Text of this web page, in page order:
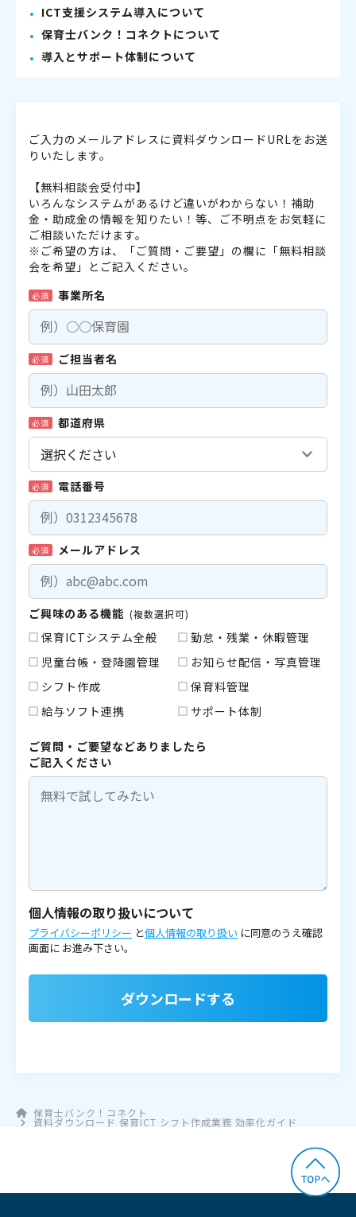
ICT支援システム導入について
保育士バンク！コネクトについて
導入とサポート体制について
ご入力のメールアドレスに資料ダウンロードURLをお送
りいたします。
【無料相談会受付中】
いろんなシステムがあるけど違いがわからない！補助
金・助成金の情報を知りたい！等、ご不明点をお気軽に
ご相談いただけます。
※ご希望の方は、「ご質問・ご要望」の欄に「無料相談
会を希望」とご記入ください。
必須 事業所名
必須 ご担当者名
必須 都道府県
必須 電話番号
必須 メールアドレス
ご興味のある機能 (複数選択可)
保育ICTシステム全般
勤怠・残業・休暇管理
児童台帳・登降園管理
お知らせ配信・写真管理
シフト作成
保育料管理
給与ソフト連携
サポート体制
ご質問・ご要望などありましたら
ご記入ください
個人情報の取り扱いについて
プライバシーポリシー と個人情報の取り扱い に同意のうえ確認
画面に お進み下さい。
ダウンロードする
保育士バンク！コネクト
資料ダウンロード 保育ICT シフト作成業務 効率化ガイド